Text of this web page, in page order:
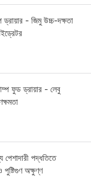
ড্রায়ার - জিমু উচ্চ-দক্ষতা
ফুড ড্রায়ার - লেবু
পেশাদারী পদ্ধতিতে
অক্ষুণ্ণ